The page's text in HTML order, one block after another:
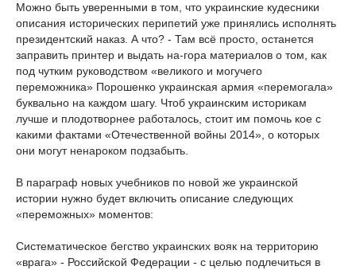
Можно быть уверенными в том, что украинские кудесники
описания исторических перипетий уже принялись исполнять
президентский наказ. А что? - Там всё просто, останется
заправить принтер и выдать на-гора материалов о том, как
под чутким руководством «великого и могучего
переможника» Порошенко украинская армия «перемогала»
буквально на каждом шагу. Чтоб украинским историкам
лучше и плодотворнее работалось, стоит им помочь кое с
какими фактами «Отечественной войны 2014», о которых
они могут ненароком подзабыть.
В параграф новых учебников по новой же украинской
истории нужно будет включить описание следующих
«переможных» моментов:
Систематическое бегство украинских вояк на территорию
«врага» - Российской Федерации - с целью подлечиться в